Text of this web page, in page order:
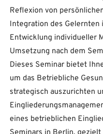
Reflexion von
Integration des Gelernten
Entwicklung individueller
Umsetzung nach dem
Dieses Seminar bietet
um das Betriebliche
strategisch auszurichten
eines betrieblichen